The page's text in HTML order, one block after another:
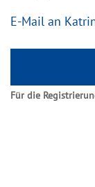
E-Mail an
Für die